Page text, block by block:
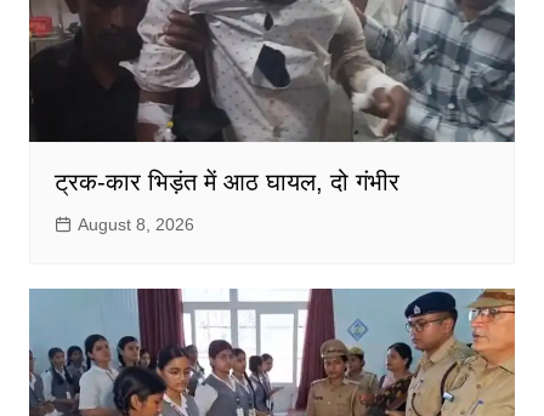
ट्रक-कार भिड़ंत में आठ घायल, दो गंभीर
August 8, 2026